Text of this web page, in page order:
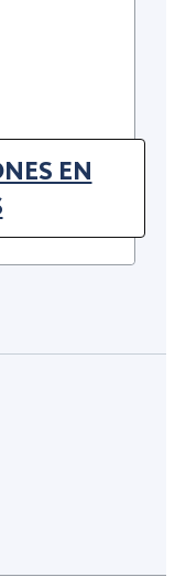
EN
IN NEW TAB)